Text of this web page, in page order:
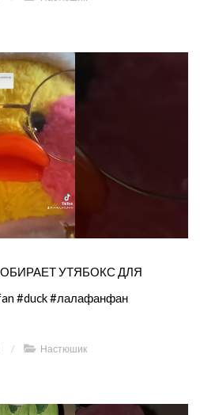
УТЯБОКС ДЛЯ
#duck #лалафанфан
/ Настюшик